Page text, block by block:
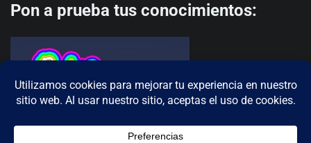
Pon a prueba tus conocimientos: